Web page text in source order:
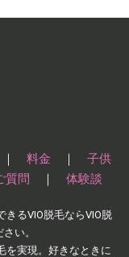
料金 ｜ 子供
質問 ｜ 体験談
るVIO脱毛ならVIO脱
い。
を実現。好きなときに